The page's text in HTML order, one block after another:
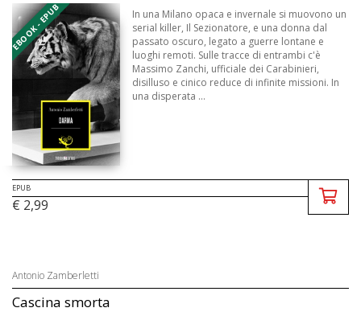
EBOOK - EPUB
In una Milano opaca e invernale si muovono un
serial killer, Il Sezionatore, e una donna dal
passato oscuro, legato a guerre lontane e
luoghi remoti. Sulle tracce di entrambi c'è
Massimo Zanchi, ufficiale dei Carabinieri,
disilluso e cinico reduce di infinite missioni. In
una disperata ...
EPUB
€ 2,99
Antonio Zamberletti
Cascina smorta